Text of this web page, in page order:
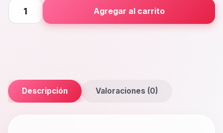
Placa Principal
cantidad
Agregar al carrito
Descripción Valoraciones (0)